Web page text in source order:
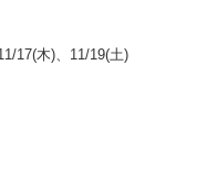
木)、11/19(土)